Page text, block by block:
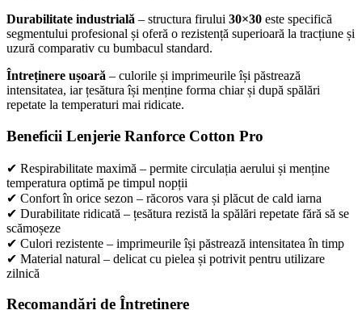
Durabilitate industrială – structura firului 30×30 este specifică
segmentului profesional și oferă o rezistență superioară la tracțiune și
uzură comparativ cu bumbacul standard.
Întreținere ușoară – culorile și imprimeurile își păstrează
intensitatea, iar țesătura își menține forma chiar și după spălări
repetate la temperaturi mai ridicate.
Beneficii Lenjerie Ranforce Cotton Pro
✔ Respirabilitate maximă – permite circulația aerului și menține
temperatura optimă pe timpul nopții
✔ Confort în orice sezon – răcoros vara și plăcut de cald iarna
✔ Durabilitate ridicată – țesătura rezistă la spălări repetate fără să se
scămoșeze
✔ Culori rezistente – imprimeurile își păstrează intensitatea în timp
✔ Material natural – delicat cu pielea și potrivit pentru utilizare
zilnică
Recomandări de Întreținere